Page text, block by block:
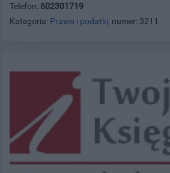
Telefon: 602301719
Kategoria: Prawo i podatki, numer: 3211